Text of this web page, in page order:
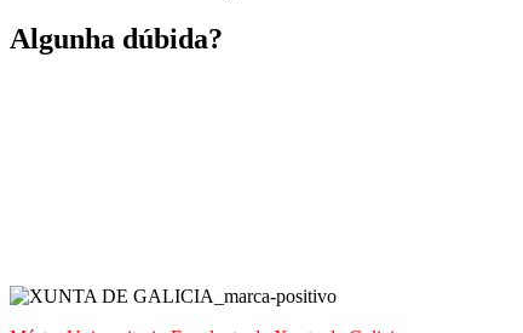
Algunha dúbida?